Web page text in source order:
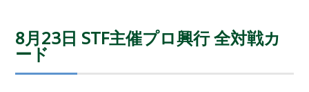
8月23日 STF主催プロ興行 全対戦カ
ード